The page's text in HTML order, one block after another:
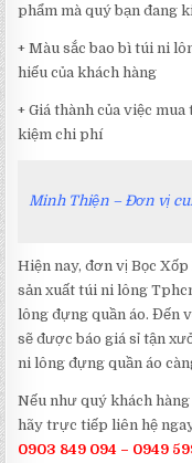
phẩm mà quý bạn đang
+ Màu sắc bao bì túi ni
hiếu của khách hàng
+ Giá thành của việc
kiệm chi phí
Minh Thiện – Đơn vị
Hiện nay, đơn vị Bọc
sản xuất túi ni lông
lông đựng quần áo. Đến
sẽ được báo giá sỉ tận
ni lông đựng quần áo
Nếu như quý khách
hãy trực tiếp liên hệ
0903 849 094 – 0949